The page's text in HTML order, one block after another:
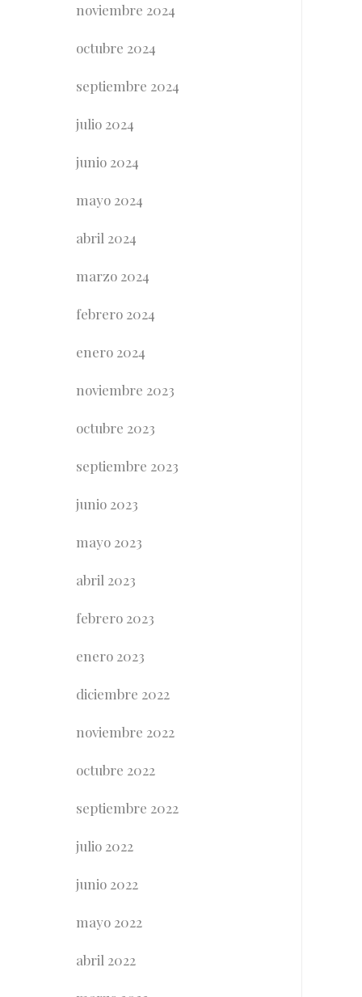
noviembre 2024
octubre 2024
septiembre 2024
julio 2024
junio 2024
mayo 2024
abril 2024
marzo 2024
febrero 2024
enero 2024
noviembre 2023
octubre 2023
septiembre 2023
junio 2023
mayo 2023
abril 2023
febrero 2023
enero 2023
diciembre 2022
noviembre 2022
octubre 2022
septiembre 2022
julio 2022
junio 2022
mayo 2022
abril 2022